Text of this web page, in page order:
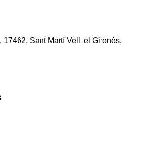
17462, Sant Martí Vell, el Gironès,